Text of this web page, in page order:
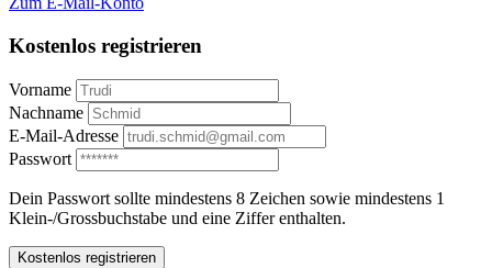
Kostenlos registrieren
Vorname
Nachname
E-Mail-Adresse
Passwort
Dein Passwort sollte mindestens 8 Zeichen sowie mindestens 1
Klein-/Grossbuchstabe und eine Ziffer enthalten.
Kostenlos registrieren